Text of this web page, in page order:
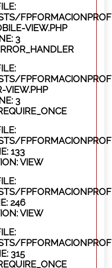
VIEW.PHP
3
VIEW.PHP
3
133
VIEW
246
VIEW
315